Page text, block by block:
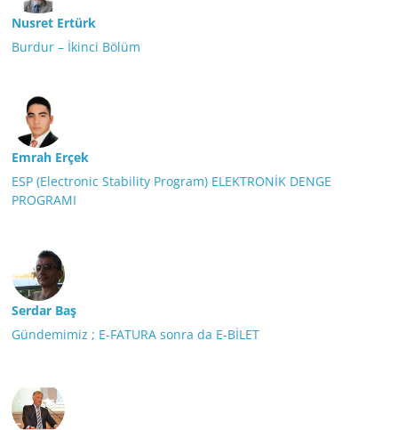
Nusret Ertürk
Burdur – İkinci Bölüm
Emrah Erçek
ESP (Electronic Stability Program) ELEKTRONİK DENGE
PROGRAMI
Serdar Baş
Gündemimiz ; E-FATURA sonra da E-BİLET